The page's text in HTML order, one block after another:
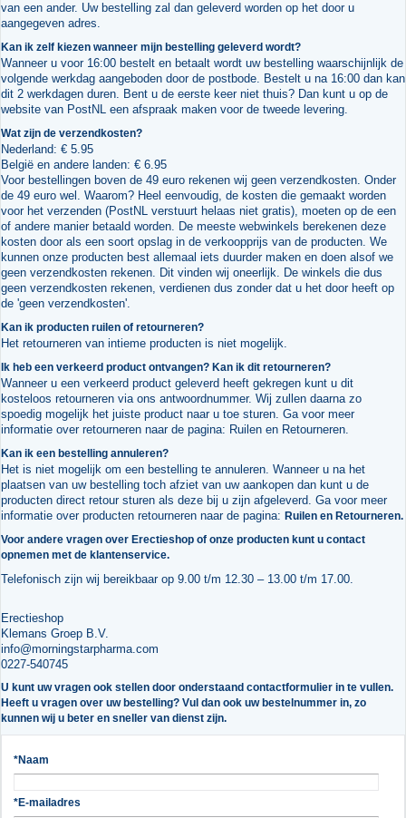
van een ander. Uw bestelling zal dan geleverd worden op het door u
aangegeven adres.
Kan ik zelf kiezen wanneer mijn bestelling geleverd wordt?
Wanneer u voor 16:00 bestelt en betaalt wordt uw bestelling waarschijnlijk de
volgende werkdag aangeboden door de postbode. Bestelt u na 16:00 dan kan
dit 2 werkdagen duren. Bent u de eerste keer niet thuis? Dan kunt u op de
website van PostNL een afspraak maken voor de tweede levering.
Wat zijn de verzendkosten?
Nederland: € 5.95
België en andere landen: € 6.95
Voor bestellingen boven de 49 euro rekenen wij geen verzendkosten. Onder
de 49 euro wel. Waarom? Heel eenvoudig, de kosten die gemaakt worden
voor het verzenden (PostNL verstuurt helaas niet gratis), moeten op de een
of andere manier betaald worden. De meeste webwinkels berekenen deze
kosten door als een soort opslag in de verkoopprijs van de producten. We
kunnen onze producten best allemaal iets duurder maken en doen alsof we
geen verzendkosten rekenen. Dit vinden wij oneerlijk. De winkels die dus
geen verzendkosten rekenen, verdienen dus zonder dat u het door heeft op
de 'geen verzendkosten'.
Kan ik producten ruilen of retourneren?
Het retourneren van intieme producten is niet mogelijk.
Ik heb een verkeerd product ontvangen? Kan ik dit retourneren?
Wanneer u een verkeerd product geleverd heeft gekregen kunt u dit
kosteloos retourneren via ons antwoordnummer. Wij zullen daarna zo
spoedig mogelijk het juiste product naar u toe sturen. Ga voor meer
informatie over retourneren naar de pagina: Ruilen en Retourneren.
Kan ik een bestelling annuleren?
Het is niet mogelijk om een bestelling te annuleren. Wanneer u na het
plaatsen van uw bestelling toch afziet van uw aankopen dan kunt u de
producten direct retour sturen als deze bij u zijn afgeleverd. Ga voor meer
informatie over producten retourneren naar de pagina: Ruilen en Retourneren.
Voor andere vragen over Erectieshop of onze producten kunt u contact
opnemen met de klantenservice.
Telefonisch zijn wij bereikbaar op 9.00 t/m 12.30 – 13.00 t/m 17.00.
Erectieshop
Klemans Groep B.V.
info@morningstarpharma.com
0227-540745
U kunt uw vragen ook stellen door onderstaand contactformulier in te vullen.
Heeft u vragen over uw bestelling? Vul dan ook uw bestelnummer in, zo
kunnen wij u beter en sneller van dienst zijn.
*Naam
*E-mailadres